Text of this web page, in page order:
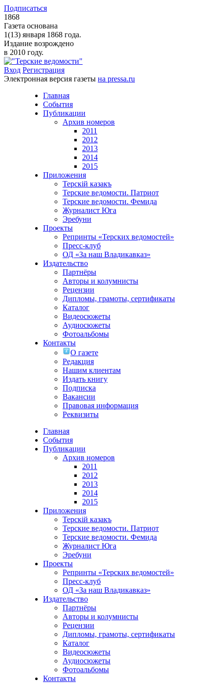
Подписаться
1868
Газета основана
1(13) января 1868 года.
Издание возрождено
в 2010 году.
Вход Регистрация
Электронная версия газеты на pressa.ru
Главная
События
Публикации
Архив номеров
2011
2012
2013
2014
2015
Приложения
Терскiй казакъ
Терские ведомости. Патриот
Терские ведомости. Фемида
Журналист Юга
Эребуни
Проекты
Репринты «Терских ведомостей»
Пресс-клуб
ОД «За наш Владикавказ»
Издательство
Партнёры
Авторы и колумнисты
Рецензии
Дипломы, грамоты, сертификаты
Каталог
Видеосюжеты
Аудиосюжеты
Фотоальбомы
Контакты
О газете
Редакция
Нашим клиентам
Издать книгу
Подписка
Вакансии
Правовая информация
Реквизиты
Главная
События
Публикации
Архив номеров
2011
2012
2013
2014
2015
Приложения
Терскiй казакъ
Терские ведомости. Патриот
Терские ведомости. Фемида
Журналист Юга
Эребуни
Проекты
Репринты «Терских ведомостей»
Пресс-клуб
ОД «За наш Владикавказ»
Издательство
Партнёры
Авторы и колумнисты
Рецензии
Дипломы, грамоты, сертификаты
Каталог
Видеосюжеты
Аудиосюжеты
Фотоальбомы
Контакты